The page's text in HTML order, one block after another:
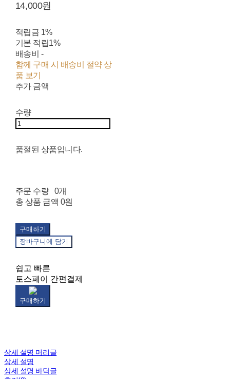
14,000원
적립금 1%
기본 적립1%
배송비 -
함께 구매 시 배송비 절약 상
품 보기
추가 금액
수량
품절된 상품입니다.
주문 수량
0개
총 상품 금액 0원
구매하기
장바구니에 담기
쉽고 빠른
토스페이 간편결제
구매하기
상세 설명 머리글
상세 설명
상세 설명 바닥글